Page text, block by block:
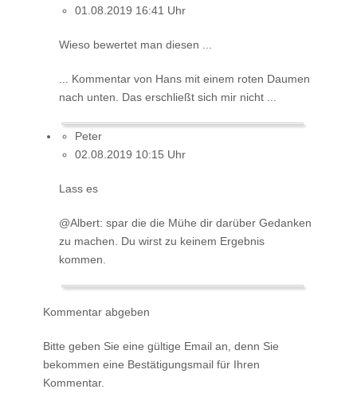
01.08.2019 16:41 Uhr
Wieso bewertet man diesen ...
... Kommentar von Hans mit einem roten Daumen
nach unten. Das erschließt sich mir nicht ...
Peter
02.08.2019 10:15 Uhr
Lass es
@Albert: spar die die Mühe dir darüber Gedanken
zu machen. Du wirst zu keinem Ergebnis
kommen.
Kommentar abgeben
Bitte geben Sie eine gültige Email an, denn Sie
bekommen eine Bestätigungsmail für Ihren
Kommentar.